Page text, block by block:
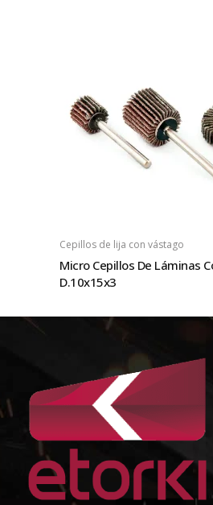
Cepillos de lija con vástago
Micro Cepillos De Láminas
D.10x15x3